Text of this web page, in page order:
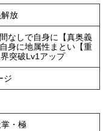
放
なしで自身に【真奥義
身に地属性まとい【重
突破Lv1アップ
ジ
・極